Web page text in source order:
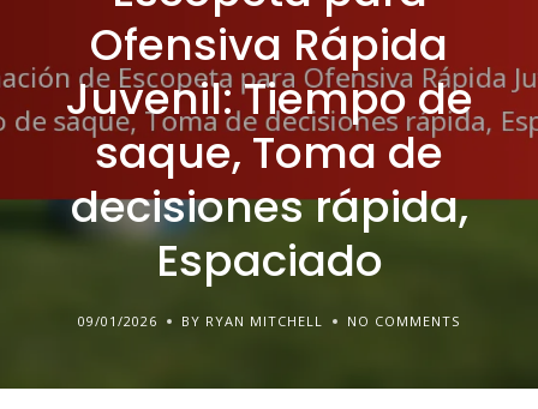
Ofensiva Rápida
Juvenil: Tiempo de
saque, Toma de
decisiones rápida,
Espaciado
09/01/2026 BY RYAN MITCHELL NO COMMENTS